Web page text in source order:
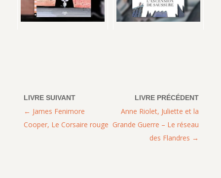
Anne Riolet, Juliette et la
Grande Guerre – Le réseau
des Flandres
James Fenimore
Cooper, Le Corsaire rouge